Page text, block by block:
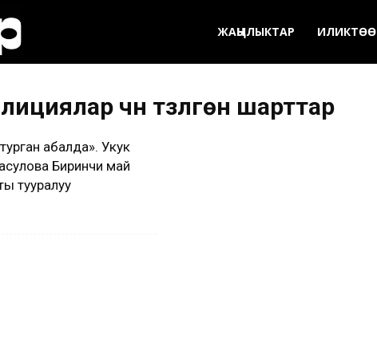
ЖАҢЫЛЫКТАР ИЛИКТӨӨ
үчүн түзүлгөн шарттар
абалда». Укук
Биринчи май
тууралуу